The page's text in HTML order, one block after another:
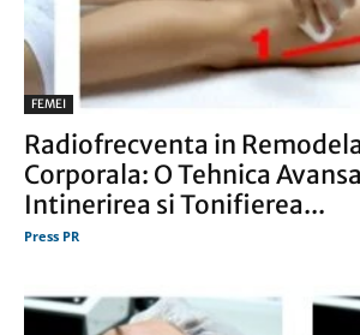
FEMEI
Radiofrecventa in
Corporala: O Tehnica
Intinerirea si Tonifierea...
Press PR